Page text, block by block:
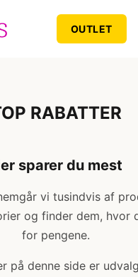
OUTLET
RABATTER
sparer du mest
vi tusindvis af
og finder dem, hvor
for pengene.
på denne side er